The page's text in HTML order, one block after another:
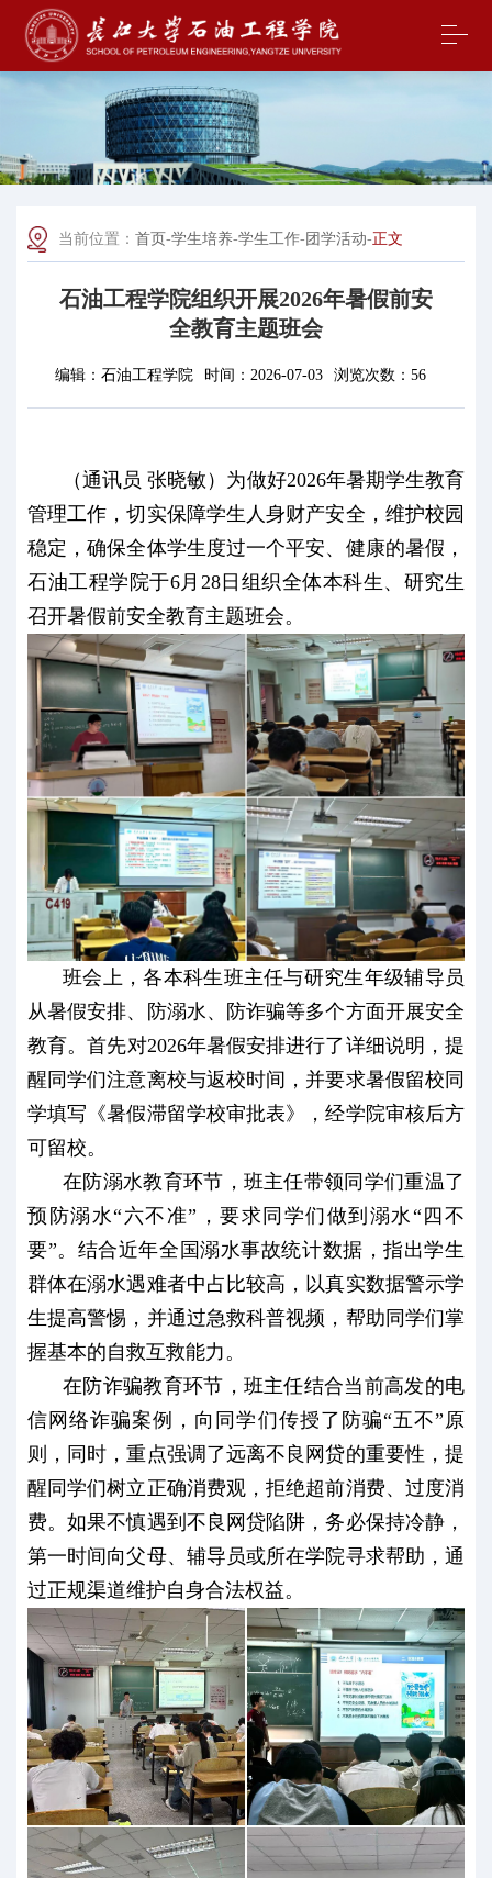
当前位置： 首页-学生培养-学生工作- 团学活动-正文
石油工程学院组织开展2026年暑假前安
全教育主题班会
编辑： 石油工程学院 时间： 2026-07-03 浏览次数： 56
（通讯员 张晓敏）为做好2026年暑期学生教育
管理工作，切实保障学生人身财产安全，维护校园
稳定，确保全体学生度过一个平安、健康的暑假，
石油工程学院于6月28日组织全体本科生、研究生
召开暑假前安全教育主题班会。
班会上，各本科生班主任与研究生年级辅导员
从暑假安排、防溺水、防诈骗等多个方面开展安全
教育。首先对2026年暑假安排进行了详细说明，提
醒同学们注意离校与返校时间，并要求暑假留校同
学填写《暑假滞留学校审批表》，经学院审核后方
可留校。
在防溺水教育环节，班主任带领同学们重温了
预防溺水“六不准”，要求同学们做到溺水“四不
要”。结合近年全国溺水事故统计数据，指出学生
群体在溺水遇难者中占比较高，以真实数据警示学
生提高警惕，并通过急救科普视频，帮助同学们掌
握基本的自救互救能力。
在防诈骗教育环节，班主任结合当前高发的电
信网络诈骗案例，向同学们传授了防骗“五不”原
则，同时，重点强调了远离不良网贷的重要性，提
醒同学们树立正确消费观，拒绝超前消费、过度消
费。如果不慎遇到不良网贷陷阱，务必保持冷静，
第一时间向父母、辅导员或所在学院寻求帮助，通
过正规渠道维护自身合法权益。